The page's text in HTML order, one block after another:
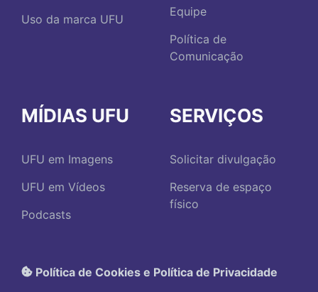
Uso da marca UFU
Equipe
Política de
Comunicação
MÍDIAS UFU
UFU em Imagens
UFU em Vídeos
Podcasts
SERVIÇOS
Solicitar divulgação
Reserva de espaço
físico
Política de Cookies e Política de Privacidade